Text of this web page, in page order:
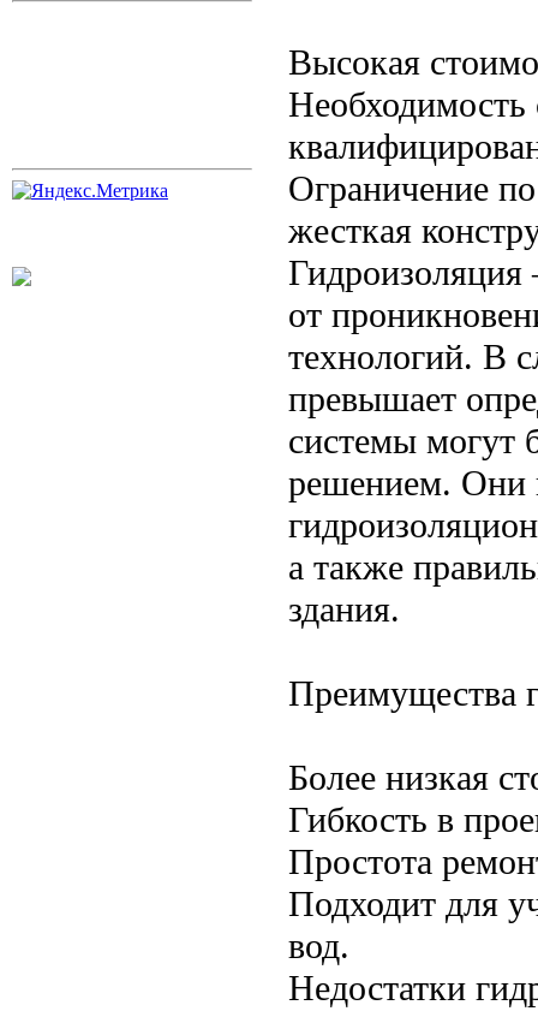
Высокая
Необходимость
Ограничение
жесткая
от
технологий. В
превышает
системы могут
решением. Они
а также
здания.
Преимущества
Более низкая
Гибкость в
Простота
Подходит для
вод.
Недостатки